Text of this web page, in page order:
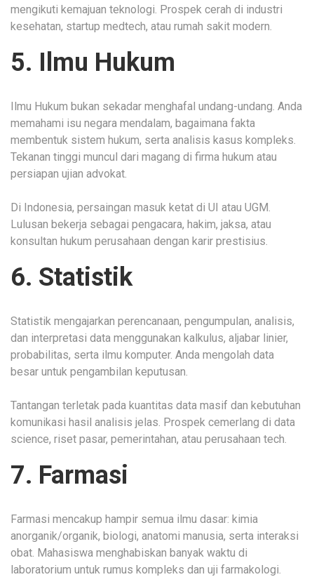
mengikuti kemajuan teknologi. Prospek cerah di industri
kesehatan, startup medtech, atau rumah sakit modern.
5. Ilmu Hukum
Ilmu Hukum bukan sekadar menghafal undang-undang. Anda
memahami isu negara mendalam, bagaimana fakta
membentuk sistem hukum, serta analisis kasus kompleks.
Tekanan tinggi muncul dari magang di firma hukum atau
persiapan ujian advokat.
Di Indonesia, persaingan masuk ketat di UI atau UGM.
Lulusan bekerja sebagai pengacara, hakim, jaksa, atau
konsultan hukum perusahaan dengan karir prestisius.
6. Statistik
Statistik mengajarkan perencanaan, pengumpulan, analisis,
dan interpretasi data menggunakan kalkulus, aljabar linier,
probabilitas, serta ilmu komputer. Anda mengolah data
besar untuk pengambilan keputusan.
Tantangan terletak pada kuantitas data masif dan kebutuhan
komunikasi hasil analisis jelas. Prospek cemerlang di data
science, riset pasar, pemerintahan, atau perusahaan tech.
7. Farmasi
Farmasi mencakup hampir semua ilmu dasar: kimia
anorganik/organik, biologi, anatomi manusia, serta interaksi
obat. Mahasiswa menghabiskan banyak waktu di
laboratorium untuk rumus kompleks dan uji farmakologi.